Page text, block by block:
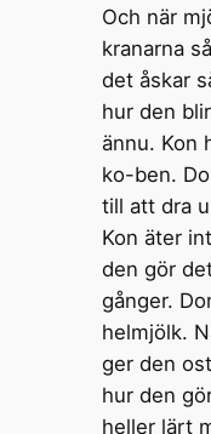
Och när
kranarna
det åskar
hur den
ännu. Kon
ko-ben.
till att dra
Kon äter
den gör
gånger.
helmjölk.
ger den
hur den
heller lärt